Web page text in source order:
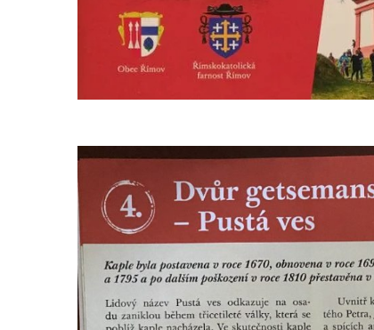
haněn a tupen
Křížová cesta Římov – X. kaple – U
Cedronu
svázán a ze zahrady vyhnán
Křížová cesta Římov – VII. kaple – Políbení
Jidášovo
Křížová cesta Římov – VI. kaple – Olivetská
hora (Getsemanská zahrada)
Křížová cesta Římov – V. kaple – Smutná
duše